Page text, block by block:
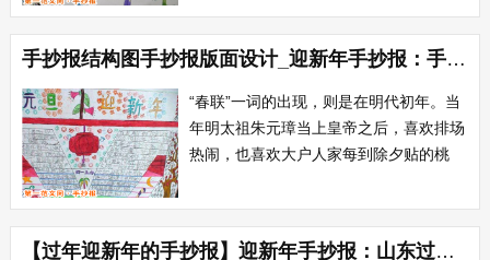
休息，树影的移动启发了他，他设计了一
个测日影计天时的晷仪，测定一天的时
间，后来，山崖上的滴泉启发了他的灵
感，他又动手做了一个五层漏壶，来计算
时间。天长日久...
手抄报结构图手抄报版面设计_迎新年手抄报：手抄报版面设计图
“春联”一词的出现，则是在明代初年。当
年明太祖朱元璋当上皇帝之后，喜欢排场
热闹，也喜欢大户人家每到除夕贴的桃
布御旨，要求金陵的家家户户都要用红纸
写成的春联贴在门框上，来迎接新春。大
【过年迎新年的手抄报】迎新年手抄报：山东过年习俗